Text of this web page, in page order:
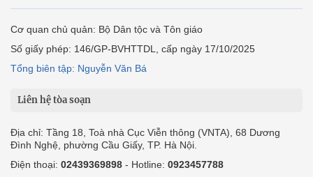
Cơ quan chủ quản: Bộ Dân tộc và Tôn giáo
Số giấy phép: 146/GP-BVHTTDL, cấp ngày 17/10/2025
Tổng biên tập: Nguyễn Văn Bá
Liên hệ tòa soạn
Địa chỉ: Tầng 18, Toà nhà Cục Viễn thông (VNTA), 68 Dương
Đình Nghệ, phường Cầu Giấy, TP. Hà Nội.
Điện thoại: 02439369898 - Hotline: 0923457788